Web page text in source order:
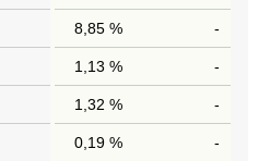
8,85 % -
1,13 % -
1,32 % -
0,19 % -